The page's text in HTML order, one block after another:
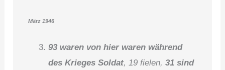
März 1946
93 waren von hier waren während
des Krieges Soldat, 19 fielen,31 sind